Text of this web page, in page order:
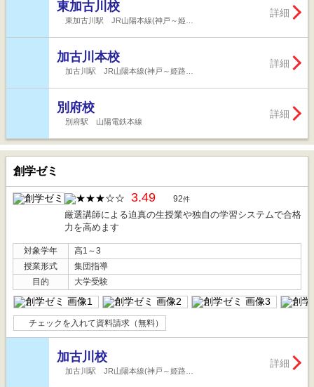
東加古川校
東加古川駅 JR山陽本線(神戸～姫…
詳細
加古川本校
加古川駅 JR山陽本線(神戸～姫路…
詳細
別府校
別府駅 山陽電鉄本線
詳細
創学ゼミ
3.49 92件
厳選講師による迫真の生授業や独自の学習システムで合格
力を高めます
対象学年
高1～3
授業形式
集団指導
目的
大学受験
チェックを入れて資料請求（無料）
加古川校
加古川駅 JR山陽本線(神戸～姫路…
詳細